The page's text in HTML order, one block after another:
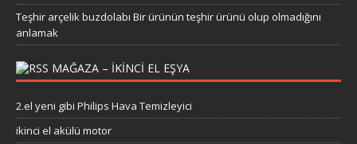
Teşhir arçelik buzdolabı Bir ürünün teşhir ürünü olup olmadığını
anlamak
MAĞAZA – IKINCI EL EŞYA
2.el yeni gibi Philips Hava Temizleyici
ikinci el akülü motor